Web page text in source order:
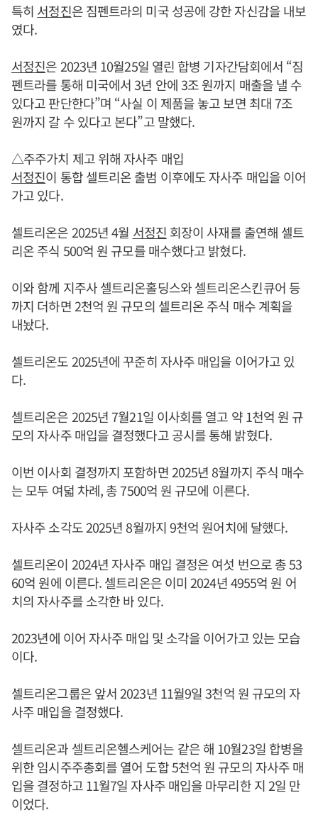
특히 서정진은 짐펜트라의 미국 성공에 강한 자신감을 내보
였다.
서정진은 2023년 10월25일 열린 합병 기자간담회에서 “짐
펜트라를 통해 미국에서 3년 안에 3조 원까지 매출을 낼 수
있다고 판단한다”며 “사실 이 제품을 놓고 보면 최대 7조
원까지 갈 수 있다고 본다”고 말했다.
△주주가치 제고 위해 자사주 매입
서정진이 통합 셀트리온 출범 이후에도 자사주 매입을 이어
가고 있다.
셀트리온은 2025년 4월 서정진 회장이 사재를 출연해 셀트
리온 주식 500억 원 규모를 매수했다고 밝혔다.
이와 함께 지주사 셀트리온홀딩스와 셀트리온스킨큐어 등
까지 더하면 2천억 원 규모의 셀트리온 주식 매수 계획을
내놨다.
셀트리온도 2025년에 꾸준히 자사주 매입을 이어가고 있
다.
셀트리온은 2025년 7월21일 이사회를 열고 약 1천억 원 규
모의 자사주 매입을 결정했다고 공시를 통해 밝혔다.
이번 이사회 결정까지 포함하면 2025년 8월까지 주식 매수
는 모두 여덟 차례, 총 7500억 원 규모에 이른다.
자사주 소각도 2025년 8월까지 9천억 원어치에 달했다.
셀트리온이 2024년 자사주 매입 결정은 여섯 번으로 총 53
60억 원에 이른다. 셀트리온은 이미 2024년 4955억 원 어
치의 자사주를 소각한 바 있다.
2023년에 이어 자사주 매입 및 소각을 이어가고 있는 모습
이다.
셀트리온그룹은 앞서 2023년 11월9일 3천억 원 규모의 자
사주 매입을 결정했다.
셀트리온과 셀트리온헬스케어는 같은 해 10월23일 합병을
위한 임시주주총회를 열어 도합 5천억 원 규모의 자사주 매
입을 결정하고 11월7일 자사주 매입을 마무리한 지 2일 만
이었다.